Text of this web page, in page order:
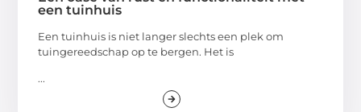
een tuinhuis
Een tuinhuis is niet langer slechts een plek om
tuingereedschap op te bergen. Het is
...